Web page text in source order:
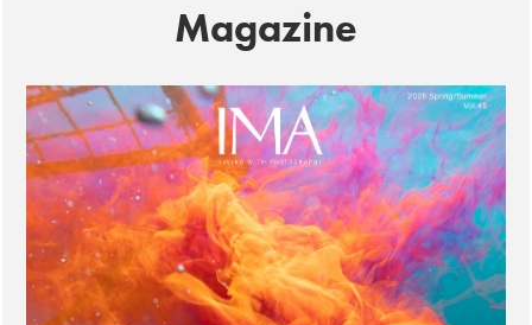
Magazine